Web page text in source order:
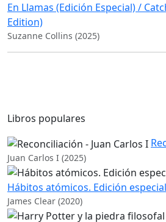
En Llamas (Edición Especial) /
Edition)
Suzanne Collins (2025)
Libros populares
Juan Carlos I (2025)
Hábitos atómicos. Edición especial
James Clear (2020)